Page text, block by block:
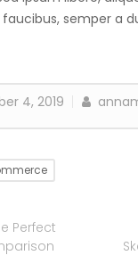
semper a
4, 2019
Perfect